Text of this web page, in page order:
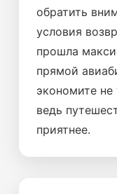
обратить
условия
прошла
прямой
экономите
ведь
приятнее.